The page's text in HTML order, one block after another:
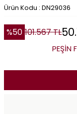
Ürün Kodu : DN29036
%50 101.567TL
PEŞİN